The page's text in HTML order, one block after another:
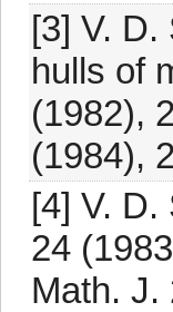
[3] V.
hulls of
(1982),
(1984),
[4] V.
24
Math. J.